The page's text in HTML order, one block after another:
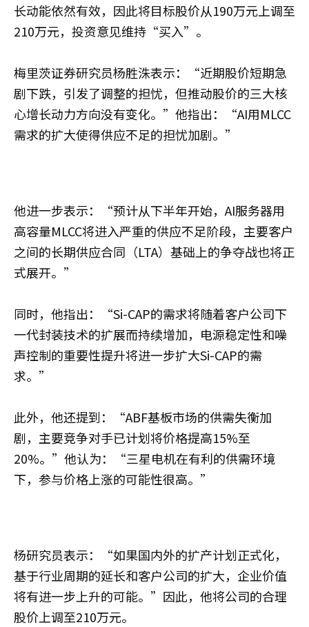
长动能依然有效，因此将目标股价从190万元上调至
210万元，投资意见维持“买入”。
梅里茨证券研究员杨胜洙表示：“近期股价短期急
剧下跌，引发了调整的担忧，但推动股价的三大核
心增长动力方向没有变化。”他指出：“AI用MLCC
需求的扩大使得供应不足的担忧加剧。”
他进一步表示：“预计从下半年开始，AI服务器用
高容量MLCC将进入严重的供应不足阶段，主要客户
之间的长期供应合同（LTA）基础上的争夺战也将正
式展开。”
同时，他指出：“Si-CAP的需求将随着客户公司下
一代封装技术的扩展而持续增加，电源稳定性和噪
声控制的重要性提升将进一步扩大Si-CAP的需
求。”
此外，他还提到：“ABF基板市场的供需失衡加
剧，主要竞争对手已计划将价格提高15%至
20%。”他认为：“三星电机在有利的供需环境
下，参与价格上涨的可能性很高。”
杨研究员表示：“如果国内外的扩产计划正式化，
基于行业周期的延长和客户公司的扩大，企业价值
将有进一步上升的可能。”因此，他将公司的合理
股价上调至210万元。